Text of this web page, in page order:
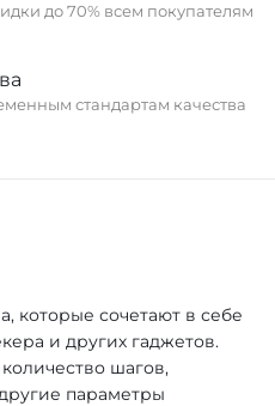
до 70% всем покупателям
стандартам качества
которые сочетают в себе
и других гаджетов.
шагов,
параметры